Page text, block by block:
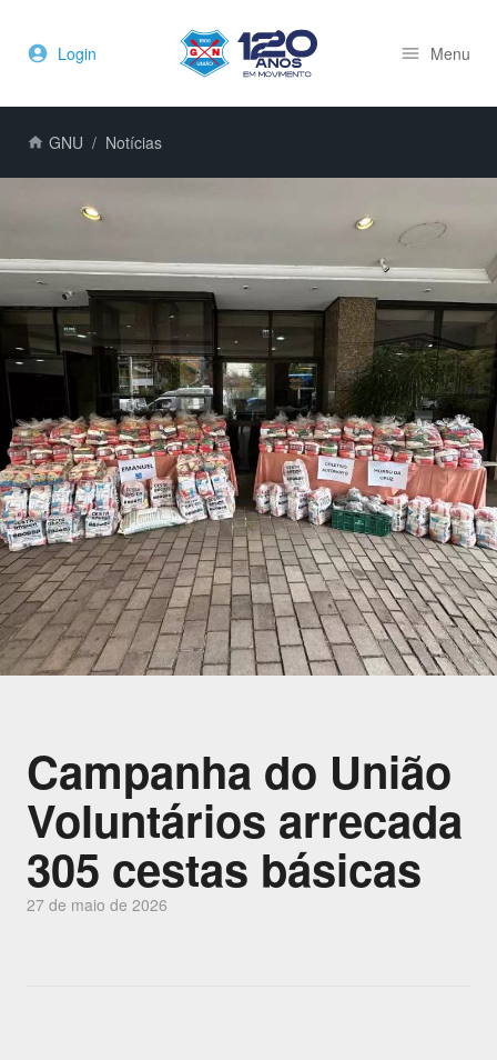
Login Menu
GNU Notícias
Campanha do União
Voluntários arrecada
305 cestas básicas
27 de maio de 2026